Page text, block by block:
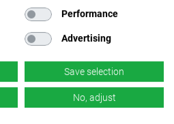
Performance
Advertising
Save selection
No, adjust